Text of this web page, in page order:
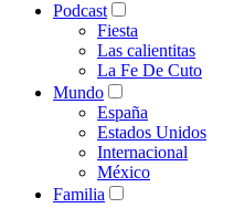
Podcast
Fiesta
Las calientitas
La Fe De Cuto
Mundo
España
Estados Unidos
Internacional
México
Familia